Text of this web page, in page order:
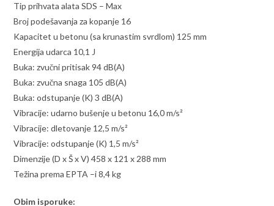
Tip prihvata alata SDS – Max
Broj podešavanja za kopanje 16
Kapacitet u betonu (sa krunastim svrdlom) 125 mm
Energija udarca 10,1 J
Buka: zvučni pritisak 94 dB(A)
Buka: zvučna snaga 105 dB(A)
Buka: odstupanje (K) 3 dB(A)
Vibracije: udarno bušenje u betonu 16,0 m/s²
Vibracije: dletovanje 12,5 m/s²
Vibracije: odstupanje (K) 1,5 m/s²
Dimenzije (D x Š x V) 458 x 121 x 288 mm
Težina prema EPTA –i 8,4 kg
Obim isporuke: